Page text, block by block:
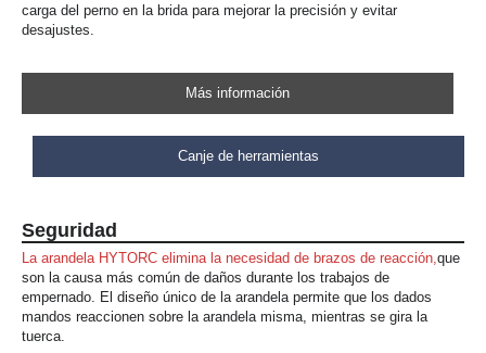
carga del perno en la brida para mejorar la precisión y evitar
desajustes.
Más información
Canje de herramientas
Seguridad
La arandela HYTORC elimina la necesidad de brazos de reacción,que
son la causa más común de daños durante los trabajos de
empernado. El diseño único de la arandela permite que los dados
mandos reaccionen sobre la arandela misma, mientras se gira la
tuerca.